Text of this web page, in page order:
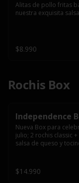
Alitas de pollo fritas
nuestra exquisita
$8.990
Rochis Box
Independence
Nueva Box para
julio; 2 rochis classic
salsa de queso y
$14.990